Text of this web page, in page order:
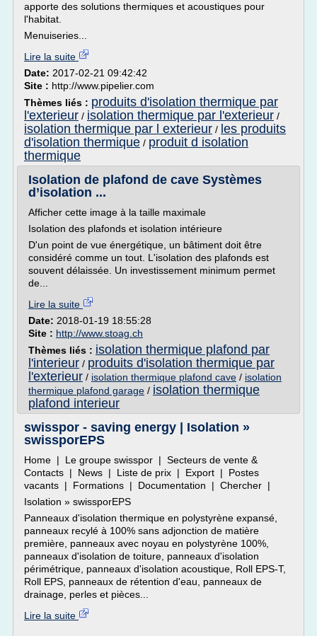
apporte des solutions thermiques et acoustiques pour
l'habitat.
Menuiseries...
Lire la suite
Date: 2017-02-21 09:42:42
Site : http://www.pipelier.com
Thèmes liés : produits d'isolation thermique par
l'exterieur / isolation thermique par l'exterieur /
isolation thermique par l exterieur / les produits
d'isolation thermique / produit d isolation
thermique
Isolation de plafond de cave Systèmes
d’isolation ...
Afficher cette image à la taille maximale
Isolation des plafonds et isolation intérieure
D'un point de vue énergétique, un bâtiment doit être
considéré comme un tout. L'isolation des plafonds est
souvent délaissée. Un investissement minimum permet
de...
Lire la suite
Date: 2018-01-19 18:55:28
Site : http://www.stoag.ch
Thèmes liés : isolation thermique plafond par
l'interieur / produits d'isolation thermique par
l'exterieur / isolation thermique plafond cave / isolation
thermique plafond garage / isolation thermique
plafond interieur
swisspor - saving energy | Isolation »
swissporEPS
Home | Le groupe swisspor | Secteurs de vente &
Contacts | News | Liste de prix | Export | Postes
vacants | Formations | Documentation | Chercher |
Isolation » swissporEPS
Panneaux d'isolation thermique en polystyrène expansé,
panneaux recylé à 100% sans adjonction de matière
première, panneaux avec noyau en polystyrène 100%,
panneaux d'isolation de toiture, panneaux d'isolation
périmétrique, panneaux d'isolation acoustique, Roll EPS-T,
Roll EPS, panneaux de rétention d'eau, panneaux de
drainage, perles et pièces...
Lire la suite